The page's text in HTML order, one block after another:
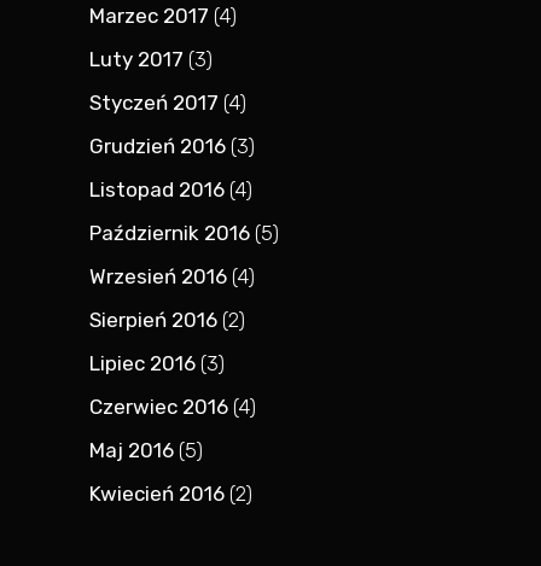
Marzec 2017 (4)
Luty 2017 (3)
Styczeń 2017 (4)
Grudzień 2016 (3)
Listopad 2016 (4)
Październik 2016 (5)
Wrzesień 2016 (4)
Sierpień 2016 (2)
Lipiec 2016 (3)
Czerwiec 2016 (4)
Maj 2016 (5)
Kwiecień 2016 (2)